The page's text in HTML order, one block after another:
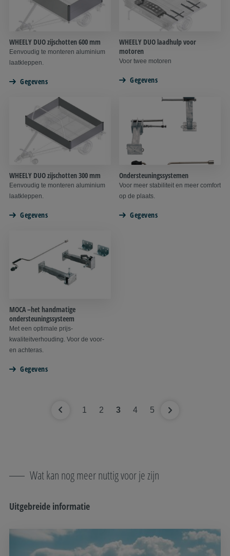
WHEELY DUO zijschotten 600 mm
Eenvoudig te monteren aluminium
laatkleppen.
Gegevens
WHEELY DUO laadhulp voor
motoren
Voor twee motoren
Gegevens
WHEELY DUO zijschotten 300 mm
Eenvoudig te monteren aluminium
laatkleppen.
Gegevens
Ondersteuningssystemen
Voor meer stabiliteit en meer comfort
op de plaats.
Gegevens
MOCA –het handmatige
ondersteuningssysteem
Met een optimale prijs-
kwaliteitverhouding. Voor de voor-
en achteras.
Gegevens
1 2 3 4 5
Wat kan nog meer nuttig voor je zijn
Uitgebreide informatie